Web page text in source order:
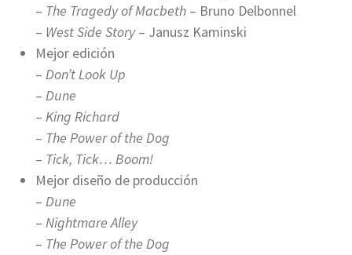
– The Tragedy of Macbeth – Bruno Delbonnel
– West Side Story– Janusz Kaminski
Mejor edición
– Don’t Look Up
– Dune
– King Richard
– The Power of the Dog
– Tick, Tick… Boom!
Mejor diseño de producción
– Dune
– Nightmare Alley
– The Power of the Dog